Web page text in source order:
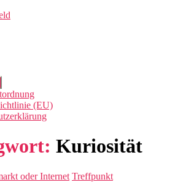
(EU)
Kuriosität
Kategorien
oder Internet Treffpunkt